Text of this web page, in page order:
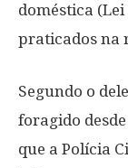
doméstica
praticados na
Segundo o
foragido
que a Polícia